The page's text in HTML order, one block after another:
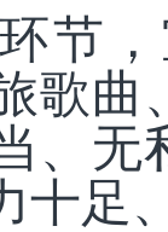
节
歌
、无
十足